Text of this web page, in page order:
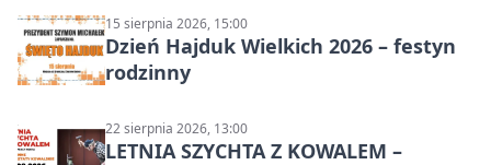
15 sierpnia 2026, 15:00
Dzień Hajduk Wielkich 2026 – festyn
rodzinny
22 sierpnia 2026, 13:00
LETNIA SZYCHTA Z KOWALEM –